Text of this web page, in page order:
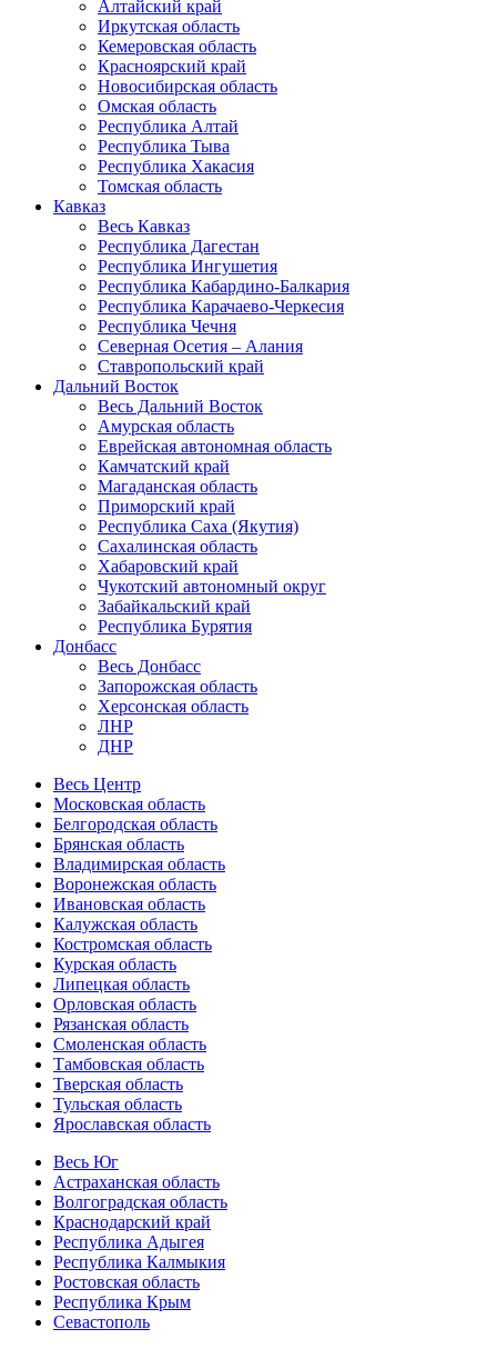
Алтайский край
Иркутская область
Кемеровская область
Красноярский край
Новосибирская область
Омская область
Республика Алтай
Республика Тыва
Республика Хакасия
Томская область
Кавказ
Весь Кавказ
Республика Дагестан
Республика Ингушетия
Республика Кабардино-Балкария
Республика Карачаево-Черкесия
Республика Чечня
Северная Осетия – Алания
Ставропольский край
Дальний Восток
Весь Дальний Восток
Амурская область
Еврейская автономная область
Камчатский край
Магаданская область
Приморский край
Республика Саха (Якутия)
Сахалинская область
Хабаровский край
Чукотский автономный округ
Забайкальский край
Республика Бурятия
Донбасс
Весь Донбасс
Запорожская область
Херсонская область
ЛНР
ДНР
Весь Центр
Московская область
Белгородская область
Брянская область
Владимирская область
Воронежская область
Ивановская область
Калужская область
Костромская область
Курская область
Липецкая область
Орловская область
Рязанская область
Смоленская область
Тамбовская область
Тверская область
Тульская область
Ярославская область
Весь Юг
Астраханская область
Волгоградская область
Краснодарский край
Республика Адыгея
Республика Калмыкия
Ростовская область
Республика Крым
Севастополь